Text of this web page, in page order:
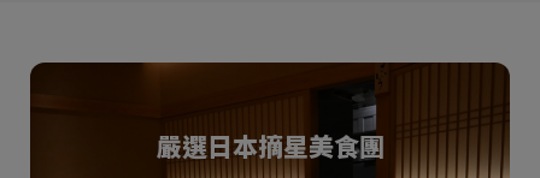
嚴選日本摘星美食團